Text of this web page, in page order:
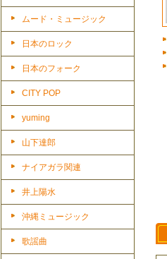
ムード・ミュージック
日本のロック
日本のフォーク
CITY POP
yuming
山下達郎
ナイアガラ関連
井上陽水
沖縄ミュージック
歌謡曲